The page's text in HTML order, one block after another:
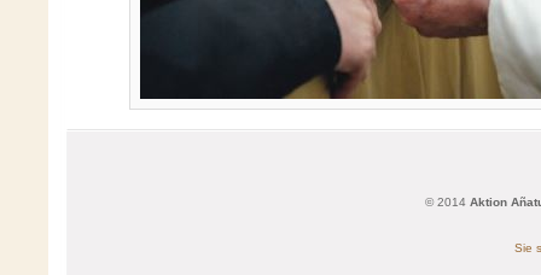
© 2014 Aktion
Sie